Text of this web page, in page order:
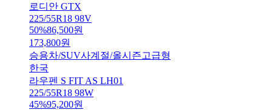
로디안 GTX
225/55R18 98V
50%86,500원
173,800원
승용차/SUV사계절/올시즌고급형
한국
라우펜 S FIT AS LH01
225/55R18 98W
45%95,200원